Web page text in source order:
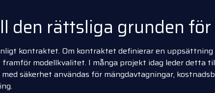
den rättsliga grunden
kontraktet. Om kontraktet definierar en uppsättning
modellkvalitet. I många projekt idag leder detta
säkerhet användas för mängdavtagningar,